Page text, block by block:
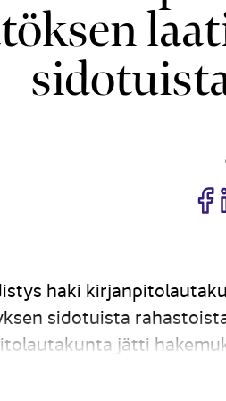
haki
sidotuista
jätti
poikkeuslupia on